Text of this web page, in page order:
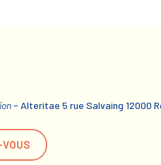
- Alteritae 5 rue Salvaing 12000